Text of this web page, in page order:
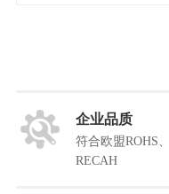
企业品质
符合欧盟ROHS、
RECAH